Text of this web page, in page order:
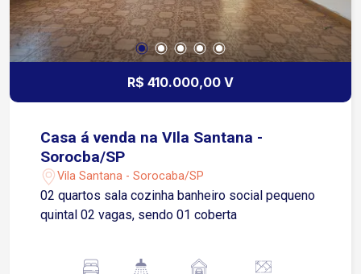
R$ 410.000,00 V
Casa á venda na VIla Santana -
Sorocba/SP
Vila Santana - Sorocaba/SP
02 quartos sala cozinha banheiro social pequeno
quintal 02 vagas, sendo 01 coberta